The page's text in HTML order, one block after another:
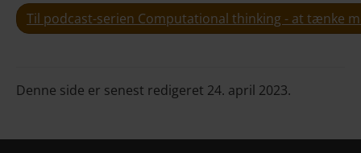
Til podcast-serien Computational thinking - at tænke
Denne side er senest redigeret 24. april 2023.